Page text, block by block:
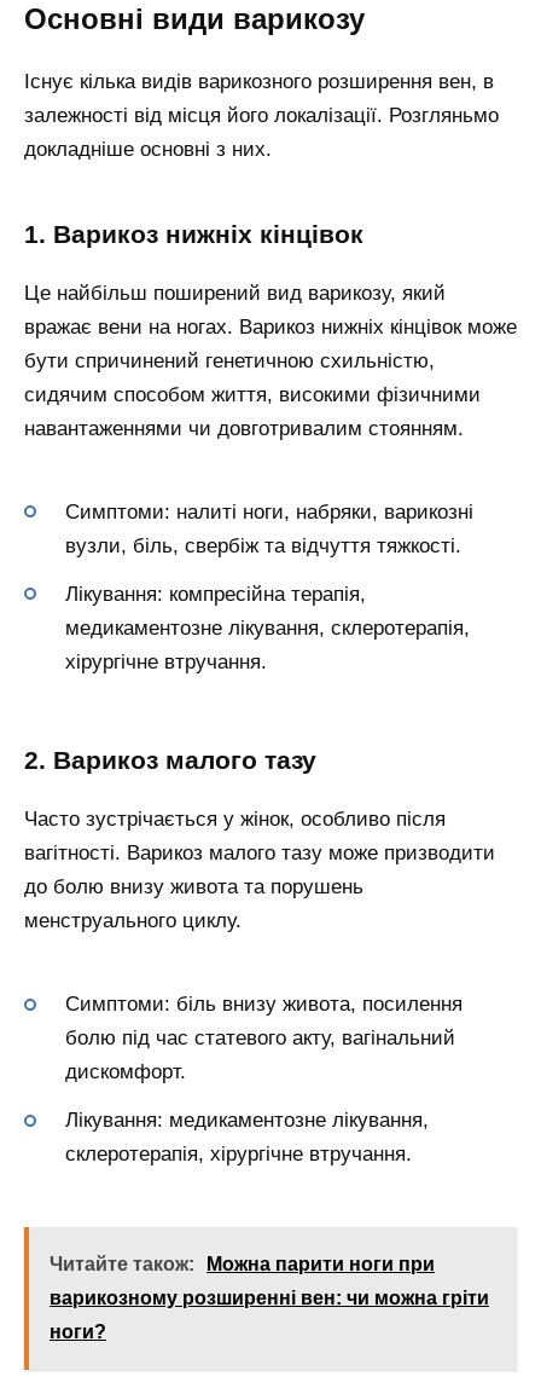
Основні види варикозу
Існує кілька видів варикозного розширення вен, в
залежності від місця його локалізації. Розгляньмо
докладніше основні з них.
1. Варикоз нижніх кінцівок
Це найбільш поширений вид варикозу, який
вражає вени на ногах. Варикоз нижніх кінцівок може
бути спричинений генетичною схильністю,
сидячим способом життя, високими фізичними
навантаженнями чи довготривалим стоянням.
Симптоми: налиті ноги, набряки, варикозні
вузли, біль, свербіж та відчуття тяжкості.
Лікування: компресійна терапія,
медикаментозне лікування, склеротерапія,
хірургічне втручання.
2. Варикоз малого тазу
Часто зустрічається у жінок, особливо після
вагітності. Варикоз малого тазу може призводити
до болю внизу живота та порушень
менструального циклу.
Симптоми: біль внизу живота, посилення
болю під час статевого акту, вагінальний
дискомфорт.
Лікування: медикаментозне лікування,
склеротерапія, хірургічне втручання.
Читайте також:
Можна парити ноги при
варикозному розширенні вен: чи можна гріти
ноги?